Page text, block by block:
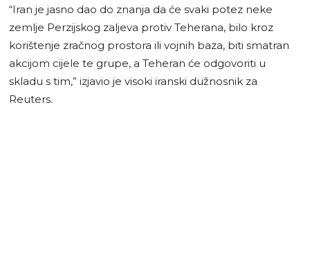
“Iran je jasno dao do znanja da će svaki potez neke
zemlje Perzijskog zaljeva protiv Teherana, bilo kroz
korištenje zračnog prostora ili vojnih baza, biti smatran
akcijom cijele te grupe, a Teheran će odgovoriti u
skladu s tim,” izjavio je visoki iranski dužnosnik za
Reuters.